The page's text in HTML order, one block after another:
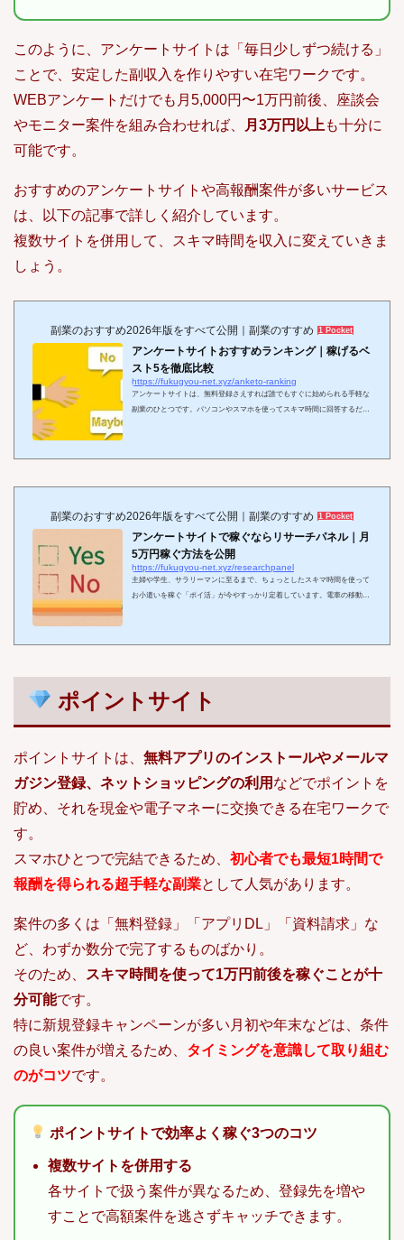
このように、アンケートサイトは「毎日少しずつ続ける」
ことで、安定した副収入を作りやすい在宅ワークです。
WEBアンケートだけでも月5,000円〜1万円前後、座談会
やモニター案件を組み合わせれば、
月3万円以上 も十分に
可能です。
おすすめのアンケートサイトや高報酬案件が多いサービス
は、以下の記事で詳しく紹介しています。
複数サイトを併用して、スキマ時間を収入に変えていきま
しょう。
副業のおすすめ2026年版をすべて公開｜副業のすすめ 1 Pocket
アンケートサイトおすすめランキング｜稼げるベ
スト5を徹底比較
https://fukugyou-net.xyz/anketo-ranking
アンケートサイトは、無料登録さえすれば誰でもすぐに始められる手軽な
副業のひとつです。パソコンやスマホを使ってスキマ時間に回答するだけ
いでしょうか。そこで当記事では、実際に利用者から評価の高いアンケー
副業のおすすめ2026年版をすべて公開｜副業のすすめ 1 Pocket
アンケートサイトで稼ぐならリサーチパネル｜月
5万円稼ぐ方法を公開
https://fukugyou-net.xyz/researchpanel
主婦や学生、サラリーマンに至るまで、ちょっとしたスキマ時間を使って
お小遣いを稼ぐ「ポイ活」が今やすっかり定着しています。電車の移動中
ポイントサイト
ポイントサイトは、 無料アプリのインストールやメールマ
ガジン登録、ネットショッピングの利用 などでポイントを
貯め、それを現金や電子マネーに交換できる在宅ワークで
す。
スマホひとつで完結できるため、 初心者でも最短1時間で
報酬を得られる超手軽な副業として人気があります。
案件の多くは「無料登録」「アプリDL」「資料請求」な
ど、わずか数分で完了するものばかり。
そのため、
スキマ時間を使って1万円前後を稼ぐことが十
分可能です。
特に新規登録キャンペーンが多い月初や年末などは、条件
の良い案件が増えるため、 タイミングを意識して取り組む
のがコツです。
ポイントサイトで効率よく稼ぐ3つのコツ
複数サイトを併用する
各サイトで扱う案件が異なるため、登録先を増や
すことで高額案件を逃さずキャッチできます。